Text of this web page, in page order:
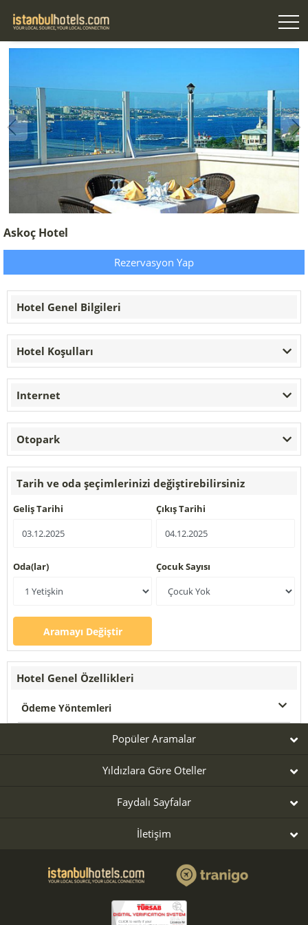
Askoç Hotel
Rezervasyon Yap
Hotel Genel Bilgileri
Hotel Koşulları
Internet
Otopark
Tarih ve oda şeçimlerinizi değiştirebilirsiniz
Geliş Tarihi Çıkış Tarihi
Oda(lar) Çocuk Sayısı
Aramayı Değiştir
Hotel Genel Özellikleri
Ödeme Yöntemleri
Popüler Aramalar
Yıldızlara Göre Oteller
Faydalı Sayfalar
İletişim